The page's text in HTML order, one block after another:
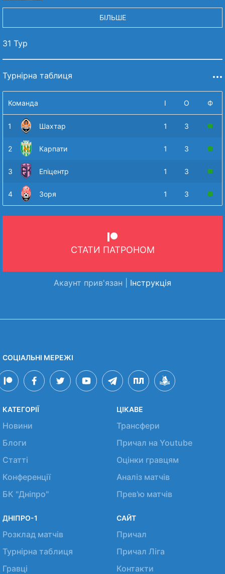
БІЛЬШЕ
31 Тур
Турнірна таблиця
Команда І О Ф
1 Шахтар 1 3
2 Карпати 1 3
3 Епіцентр 1 3
4 Зоря 1 3
СТАТИ ПАТРОНОМ
Акаунт прив'язан | Інструкція
СОЦІАЛЬНІ МЕРЕЖІ
КАТЕГОРІЇ
Новини
Блоги
Статті
Конференції
БК "Дніпро"
ЦІКАВЕ
Трансфери
Причал на Youtube
Оцінки гравцям
Аналіз матчів
Прев'ю матчів
ДНІПРО-1
Розклад матчів
Турнірна таблиця
Гравці
САЙТ
Причал
Причал Ліга
Контакти